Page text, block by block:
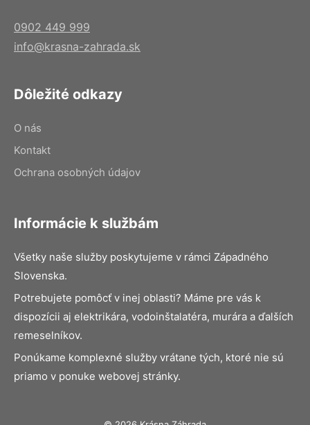
0902 449 999
info@krasna-zahrada.sk
Dôležité odkazy
O nás
Kontakt
Ochrana osobných údajov
Informácie k službám
Všetky naše služby poskytujeme v rámci Západného
Slovenska.
Potrebujete pomôcť v inej oblasti? Máme pre vás k
dispozícii aj elektrikára, vodoinštalatéra, murára a ďalších
remeselníkov.
Ponúkame komplexné služby vrátane tých, ktoré nie sú
priamo v ponuke webovej stránky.